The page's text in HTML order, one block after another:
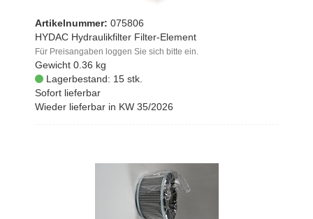
Artikelnummer: 075806
HYDAC Hydraulikfilter Filter-Element
Für Preisangaben loggen Sie sich bitte ein.
Gewicht 0.36 kg
Lagerbestand: 15 stk.
Sofort lieferbar
Wieder lieferbar in KW 35/2026